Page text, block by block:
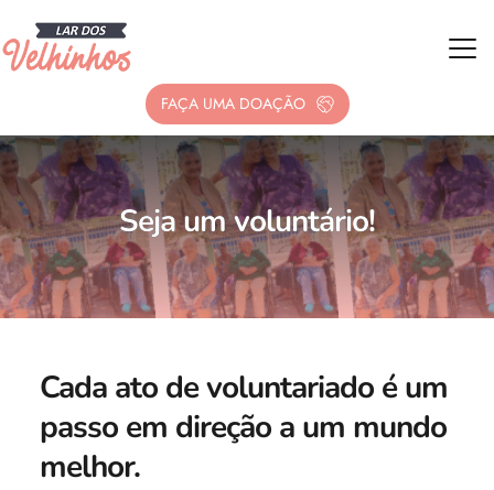
FAÇA UMA DOAÇÃO
Seja um voluntário!
Cada ato de voluntariado é um
passo em direção a um mundo
melhor.